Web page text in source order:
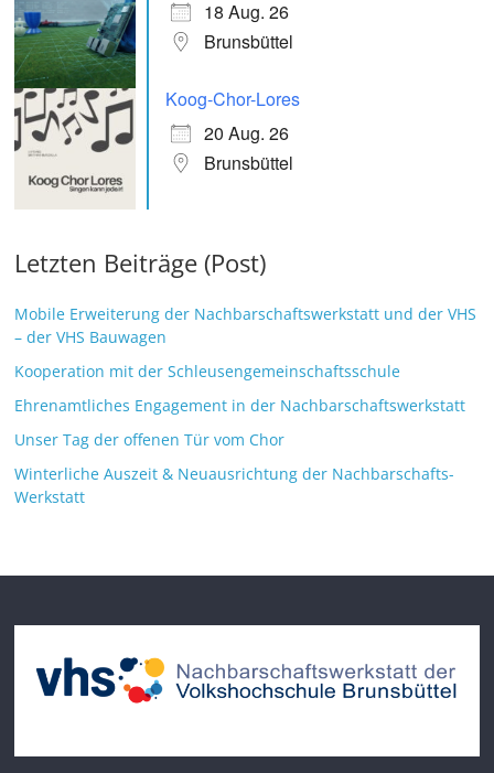
18 Aug. 26
Brunsbüttel
Koog-Chor-Lores
20 Aug. 26
Brunsbüttel
Letzten Beiträge (Post)
Mobile Erweiterung der Nachbarschaftswerkstatt und der VHS
– der VHS Bauwagen
Kooperation mit der Schleusengemeinschaftsschule
Ehrenamtliches Engagement in der Nachbarschaftswerkstatt
Unser Tag der offenen Tür vom Chor
Winterliche Auszeit & Neuausrichtung der Nachbarschafts-
Werkstatt